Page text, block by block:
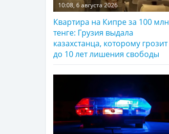
10:08, 6 августа 2026
Квартира на Кипре за 100 млн
тенге: Грузия выдала
казахстанца, которому грозит
до 10 лет лишения свободы